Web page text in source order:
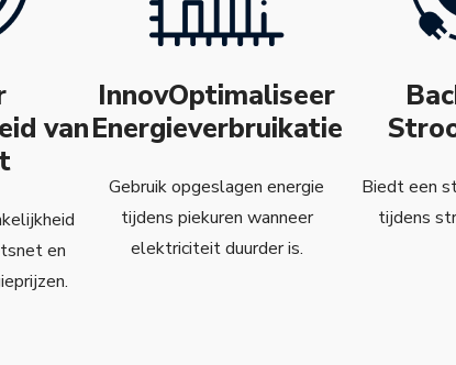
van
en
InnovOptimaliseer
Energieverbruikatie
Gebruik opgeslagen energie
tijdens piekuren wanneer
elektriciteit duurder is.
Biedt een
tijdens